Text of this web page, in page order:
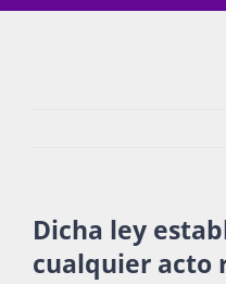
Dicha ley
cualquier acto